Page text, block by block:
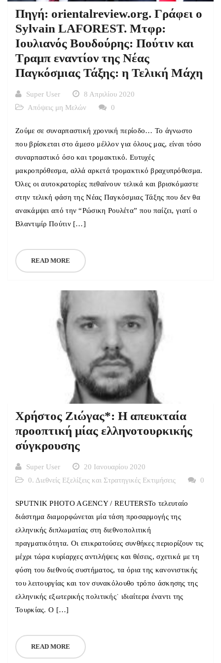
Πηγή: orientalreview.org. Γράφει ο
Sylvain LAFOREST. Μτφρ:
Ιουλιανός Βουδούρης: Πούτιν και
Τραμπ εναντίον της Νέας
Παγκόσμιας Τάξης: η Τελική Μάχη
Super User
8 Απριλίου 2020
Απόψεις μη Μελών
0
Ζούμε σε συναρπαστική χρονική περίοδο… Το άγνωστο
που βρίσκεται στο άμεσο μέλλον για όλους μας, είναι τόσο
συναρπαστικό όσο και τρομακτικό. Ευτυχές
μακροπρόθεσμα, αλλά αρκετά τρομακτικό βραχυπρόθεσμα.
Όλες οι αυτοκρατορίες πεθαίνουν τελικά και βρισκόμαστε
στην τελική φάση της Νέας Παγκόσμιας Τάξης που δεν θα
ανακάμψει από την “Ρώσικη Ρουλέτα” που παίζει, γιατί ο
Βλαντιμίρ Πούτιν […]
READ MORE
Χρήστος Ζιώγας*: H απευκταία
προοπτική μίας ελληνοτουρκικής
σύγκρουσης
Super User
20 Ιανουαρίου 2020
0. Διεθνείς Εξελίξεις και Στρατηγικές Εκτιμήσεις
0
SPUTNIK PHOTO AGENCY / REUTERSΤο τελευταίο
διάστημα διαμορφώνεται μία τάση προσαρμογής της
ελληνικής διπλωματίας στη διεθνοπολιτική
πραγματικότητα. Οι επικρατούσες συνθήκες περιορίζουν τις
μέχρι τώρα κυρίαρχες αντιλήψεις και θέσεις, σχετικά με τη
φύση του διεθνούς συστήματος, τα όρια της κανονιστικής
του λειτουργίας και τον συνακόλουθο τρόπο άσκησης της
ελληνικής εξωτερικής πολιτικής˙ ιδιαίτερα έναντι της
Τουρκίας. Ο […]
READ MORE